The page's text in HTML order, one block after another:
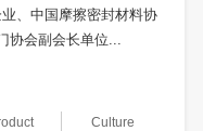
、中国摩擦密封材料协
协会副会长单位...
Culture